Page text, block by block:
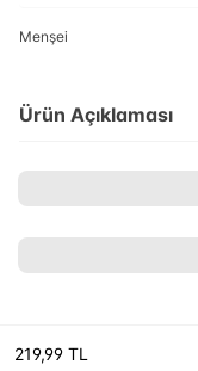
219,99 TL
Menşei
Ürün Açıklaması